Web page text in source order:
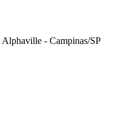
- Campinas/SP